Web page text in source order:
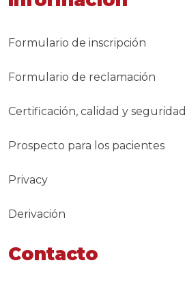
Formulario de inscripción
Formulario de reclamación
Certificación, calidad y seguridad
Prospecto para los pacientes
Privacy
Derivación
Contacto